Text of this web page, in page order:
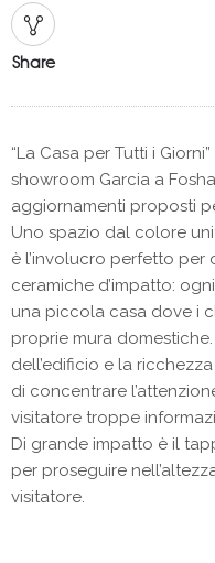
Share
“La Casa per Tutti i
showroom Garcia a
aggiornamenti proposti
Uno spazio dal colore
è l’involucro perfetto
ceramiche d’impatto:
una piccola casa dove i
proprie mura
dell’edificio e la
di concentrare
visitatore troppe
Di grande impatto è il
per proseguire
visitatore.